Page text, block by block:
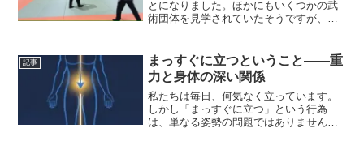
とになりました。ほかにもいくつかの武
術団体を見学されていたそうですが、雙
ほかとは違う身体の使い方や技術体系に
感銘を受けました」このよ...
記事
まっすぐに立つということ——重
力と身体の深い関係
私たちは毎日、何気なく立っています。
しかし「まっすぐに立つ」という行為
は、単なる姿勢の問題ではありません。